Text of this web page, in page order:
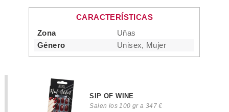
CARACTERÍSTICAS
Zona
Uñas
Género
Unisex, Mujer
SIP OF WINE
Salen los 100 gr a 347 €